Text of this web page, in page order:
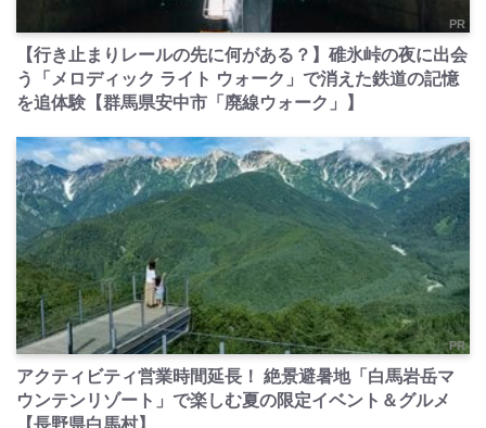
PR
【行き止まりレールの先に何がある？】碓氷峠の夜に出会
う「メロディック ライト ウォーク」で消えた鉄道の記憶
を追体験【群馬県安中市「廃線ウォーク」】
PR
アクティビティ営業時間延長！ 絶景避暑地「白馬岩岳マ
ウンテンリゾート」で楽しむ夏の限定イベント＆グルメ